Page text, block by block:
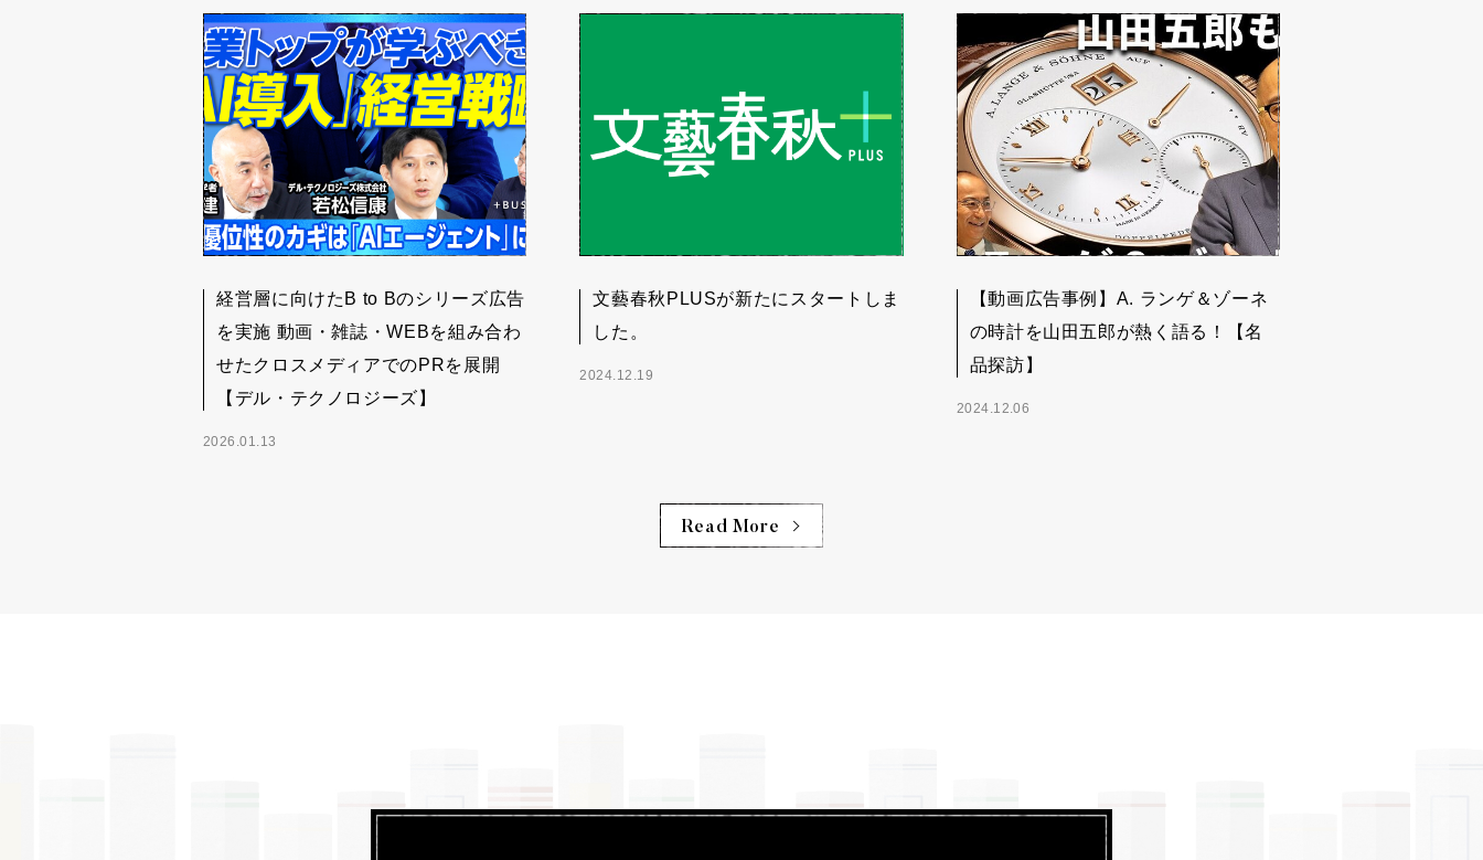
経営層に向けたB to Bのシリーズ広告
を実施 動画・雑誌・WEBを組み合わ
せたクロスメディアでのPRを展開
【デル・テクノロジーズ】
2026.01.13
文藝春秋PLUSが新たにスタートしま
した。
2024.12.19
【動画広告事例】A. ランゲ＆ゾーネ
の時計を山田五郎が熱く語る！【名
品探訪】
2024.12.06
Read More